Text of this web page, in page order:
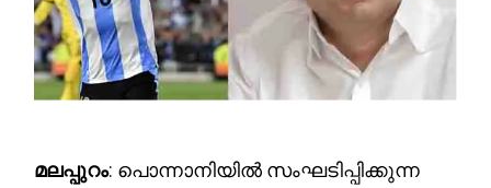
മലപ്പുറം: പൊന്നാനിയിൽ സംഘടിപ്പിക്കുന്ന